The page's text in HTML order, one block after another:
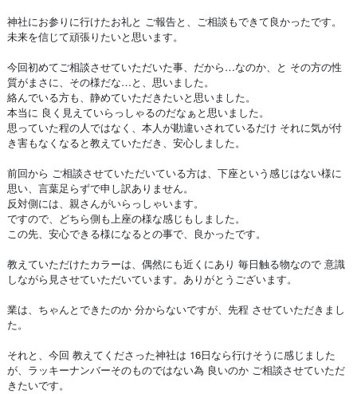
神社にお参りに行けたお礼と ご報告と、ご相談もできて良かったです。
未来を信じて頑張りたいと思います。
今回初めてご相談させていただいた事、だから…なのか、と その方の性
質がまさに、その様だな…と、思いました。
絡んでいる方も、静めていただきたいと思いました。
本当に 良く見えていらっしゃるのだなぁと思いました。
思っていた程の人ではなく、本人が勘違いされているだけ それに気が付
き害もなくなると教えていただき、安心しました。
前回から ご相談させていただいている方は、下座という感じはない様に
思い、言葉足らずで申し訳ありません。
反対側には、親さんがいらっしゃいます。
ですので、どちら側も上座の様な感じもしました。
この先、安心できる様になるとの事で、良かったです。
教えていただけたカラーは、偶然にも近くにあり 毎日触る物なので 意識
しながら見させていただいています。ありがとうございます。
業は、ちゃんとできたのか 分からないですが、先程 させていただきまし
た。
それと、今回 教えてくださった神社は 16日なら行けそうに感じました
が、ラッキーナンバーそのものではない為 良いのか ご相談させていただ
きたいです。